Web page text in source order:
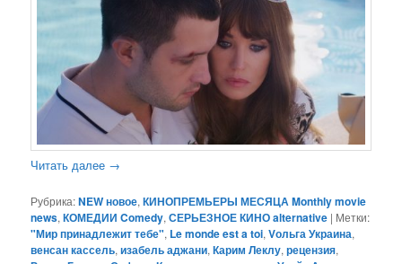
Читать далее →
Рубрика:NEW новое,КИНОПРЕМЬЕРЫ МЕСЯЦА Monthly movie
news,КОМЕДИИ Comedy,СЕРЬЕЗНОЕ КИНО alternative | Метки:
"Мир принадлежит тебе", Le monde est a toi,Vольга Украина,
венсан кассель,изабель аджани,Карим Леклу,рецензия,